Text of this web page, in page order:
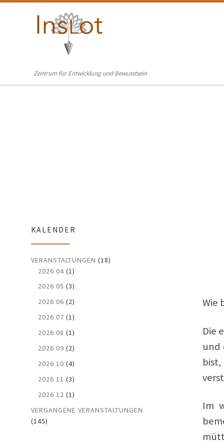
Skip to content
Zentrum für Entwicklung und Bewusstsein
Wie
Die
und
Im
KALENDER
VERANSTALTUNGEN (18)
2026 04 (1)
2026 05 (3)
2026 06 (2)
2026 07 (1)
2026 08 (1)
2026 09 (2)
2026 10 (4)
2026 11 (3)
2026 12 (1)
VERGANGENE VERANSTALTUNGEN
(145)